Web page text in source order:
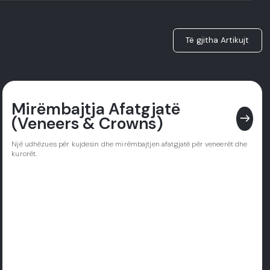
Të gjitha Artikujt
Mirëmbajtja Afatgjatë
(Veneers & Crowns) east
Një udhëzues për kujdesin dhe mirëmbajtjen afatgjatë për veneerët dhe
kurorët.